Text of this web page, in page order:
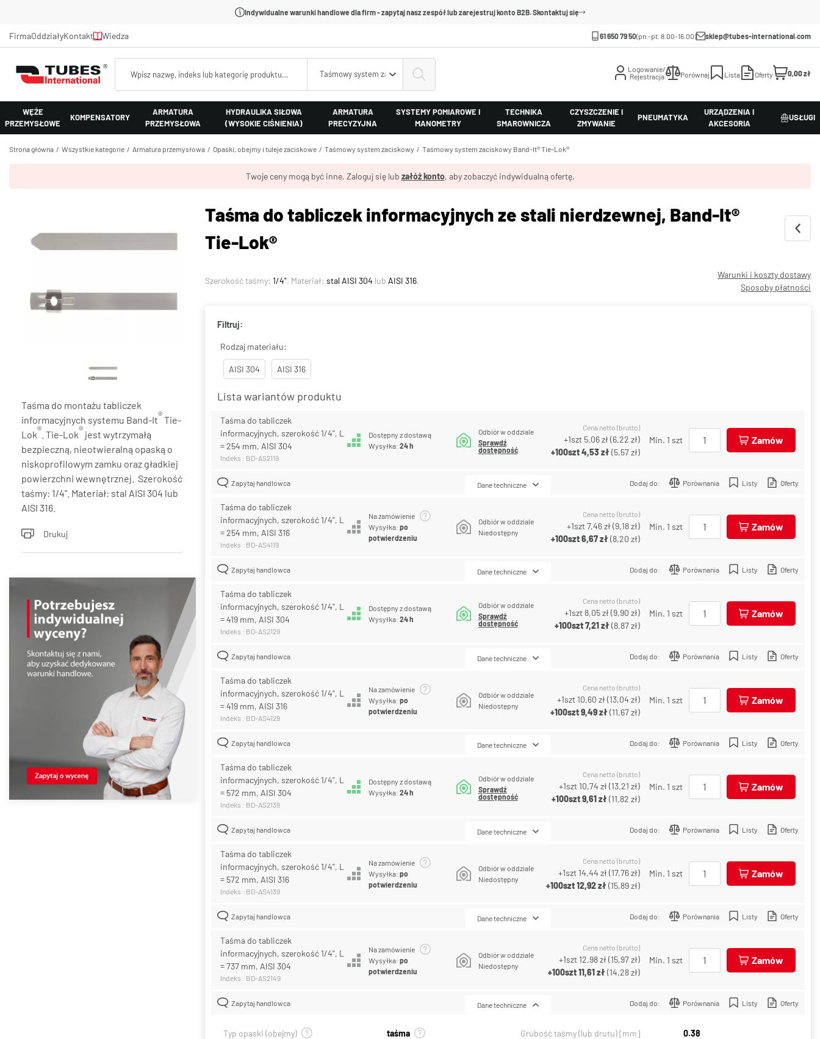
Indywidualne warunki handlowe dla firm - zapytaj nasz zespół lub zarejestruj konto B2B. Skontaktuj się
FirmaOddziałyKontakt Wiedza 61 650 79 50(pn.-pt. 8.00-16.00) sklep@tubes-international.com
Taśmowy system zaciskowy Band-It® Tie-Lok®
Logowanie/
Rejestracja
Porównaj Lista Oferty 0,00 zł
WĘŻE
PRZEMYSŁOWE
KOMPENSATORY
ARMATURA
PRZEMYSŁOWA
HYDRAULIKA SIŁOWA
(WYSOKIE CIŚNIENIA)
ARMATURA
PRECYZYJNA
SYSTEMY POMIAROWE I
MANOMETRY
TECHNIKA
SMAROWNICZA
CZYSZCZENIE I
ZMYWANIE
PNEUMATYKA
URZĄDZENIA I
AKCESORIA
USŁUGI
Strona główna Wszystkie kategorie Armatura przemysłowa Opaski, obejmy i tuleje zaciskowe Taśmowy system zaciskowy Taśmowy system zaciskowy Band-It® Tie-Lok®
Twoje ceny mogą być inne. Zaloguj się lub załóż konto, aby zobaczyć indywidualną ofertę.
Taśma do montażu tabliczek
informacyjnych systemu Band-It®Tie-
Lok® . Tie-Lok® jest wytrzymałą
bezpieczną, nieotwieralną opaską o
niskoprofilowym zamku oraz gładkiej
powierzchni wewnętrznej. Szerokość
taśmy: 1/4". Materiał: stal AISI 304 lub
AISI 316.
Drukuj
Taśma do tabliczek informacyjnych ze stali nierdzewnej, Band-It®
Tie-Lok®
Szerokość taśmy: 1/4". Materiał: stal AISI 304 lub AISI 316.
Warunki i koszty dostawy
Sposoby płatności
Filtruj:
Rodzaj materiału:
AISI 304 AISI 316
Lista wariantów produktu
Taśma do tabliczek
informacyjnych, szerokość 1/4", L
= 254 mm, AISI 304
Indeks : BD-AS2119
Dostępny z dostawą
Wysyłka:24 h
Odbiór w oddziale
Sprawdź
dostępność
Cena netto (brutto)
+1szt 5,06 zł(6,22 zł)
+100szt4,53 zł(5,57 zł)
Min. 1 szt Zamów
Zapytaj handlowca Dodaj do: Porównania Listy Oferty
Dane techniczne
Taśma do tabliczek
informacyjnych, szerokość 1/4", L
= 254 mm, AISI 316
Indeks : BD-AS4119
Na zamówienie
Wysyłka:po
potwierdzeniu
Odbiór w oddziale
Niedostępny
Cena netto (brutto)
+1szt7,46 zł(9,18 zł)
+100szt6,67 zł(8,20 zł)
Min. 1 szt Zamów
Zapytaj handlowca Dodaj do: Porównania Listy Oferty
Dane techniczne
Taśma do tabliczek
informacyjnych, szerokość 1/4", L
= 419 mm, AISI 304
Indeks : BD-AS2129
Dostępny z dostawą
Wysyłka:24 h
Odbiór w oddziale
Sprawdź
dostępność
Cena netto (brutto)
+1szt 8,05 zł(9,90 zł)
+100szt7,21 zł(8,87 zł)
Min. 1 szt Zamów
Zapytaj handlowca Dodaj do: Porównania Listy Oferty
Dane techniczne
Taśma do tabliczek
informacyjnych, szerokość 1/4", L
= 419 mm, AISI 316
Indeks : BD-AS4129
Na zamówienie
Wysyłka:po
potwierdzeniu
Odbiór w oddziale
Niedostępny
Cena netto (brutto)
+1szt 10,60 zł(13,04 zł)
+100szt9,49 zł(11,67 zł)
Min. 1 szt Zamów
Zapytaj handlowca Dodaj do: Porównania Listy Oferty
Dane techniczne
Taśma do tabliczek
informacyjnych, szerokość 1/4", L
= 572 mm, AISI 304
Indeks : BD-AS2139
Dostępny z dostawą
Wysyłka:24 h
Odbiór w oddziale
Sprawdź
dostępność
Cena netto (brutto)
+1szt 10,74 zł(13,21 zł)
+100szt9,61 zł(11,82 zł)
Min. 1 szt Zamów
Zapytaj handlowca Dodaj do: Porównania Listy Oferty
Dane techniczne
Taśma do tabliczek
informacyjnych, szerokość 1/4", L
= 572 mm, AISI 316
Indeks : BD-AS4139
Na zamówienie
Wysyłka:po
potwierdzeniu
Odbiór w oddziale
Niedostępny
Cena netto (brutto)
+1szt 14,44 zł(17,76 zł)
+100szt12,92 zł(15,89 zł)
Min. 1 szt Zamów
Zapytaj handlowca Dodaj do: Porównania Listy Oferty
Dane techniczne
Taśma do tabliczek
informacyjnych, szerokość 1/4", L
= 737 mm, AISI 304
Indeks : BD-AS2149
Na zamówienie
Wysyłka:po
potwierdzeniu
Odbiór w oddziale
Niedostępny
Cena netto (brutto)
+1szt 12,98 zł(15,97 zł)
+100szt11,61 zł(14,28 zł)
Min. 1 szt Zamów
Zapytaj handlowca Dodaj do: Porównania Listy Oferty
Dane techniczne
Typ opaski (obejmy) taśma Grubość taśmy (lub drutu) [mm] 0.38